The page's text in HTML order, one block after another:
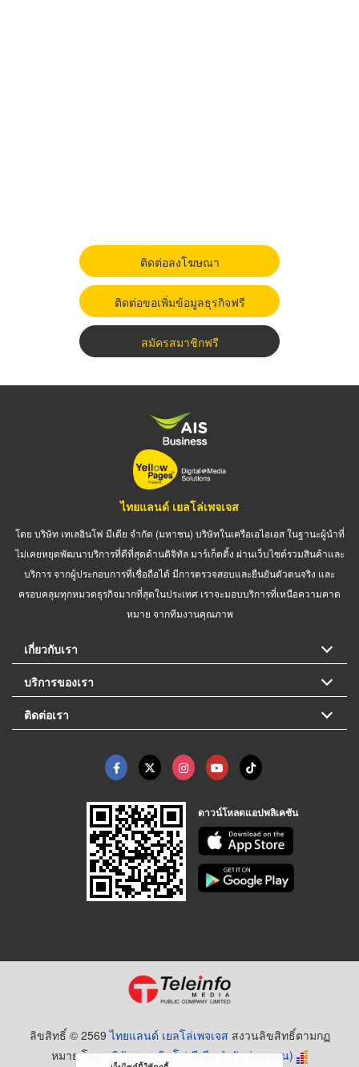
ติดต่อลงโฆษณา
ติดต่อขอเพิ่มข้อมูลธุรกิจฟรี
สมัครสมาชิกฟรี
ไทยแลนด์ เยลโล่เพจเจส
โดย บริษัท เทเลอินโฟ มีเดีย จำกัด (มหาชน) บริษัทในเครือเอไอเอส ในฐานะผู้นำที่
ไม่เคยหยุดพัฒนาบริการที่ดีที่สุดด้านดิจิทัล มาร์เก็ตติ้ง ผ่านเว็บไซต์รวมสินค้าและ
บริการ จากผู้ประกอบการที่เชื่อถือได้ มีการตรวจสอบและยืนยันตัวตนจริง และ
ครอบคลุมทุกหมวดธุรกิจมากที่สุดในประเทศ เราจะมอบบริการที่เหนือความคาด
หมาย จากทีมงานคุณภาพ
เกี่ยวกับเรา
บริการของเรา
ติดต่อเรา
ดาวน์โหลดแอปพลิเคชัน
ลิขสิทธิ์ © 2569ไทยแลนด์ เยลโล่เพจเจส สงวนลิขสิทธิ์ตามกฏ
หมาย โดยบริษัท เทเลอินโฟ มีเดีย จำกัด (มหาชน)